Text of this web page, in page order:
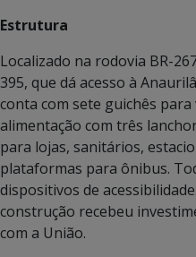
Estrutura
Localizado na rodovia BR-
395, que dá acesso à
conta com sete guichês
alimentação com três
para lojas, sanitários,
plataformas para ônibus.
dispositivos de
construção recebeu
com a União.